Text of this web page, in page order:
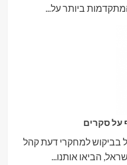
ביותר על...
בביקוש למחקרי דעת קהל
הביאו אותנו...